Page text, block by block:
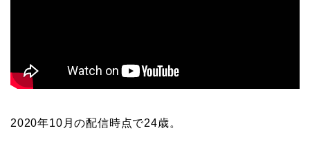
2020年10月の配信時点で24歳。